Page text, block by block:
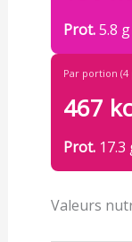
Prot.5.8
Par portion (4
467
Prot.17.3
Valeurs